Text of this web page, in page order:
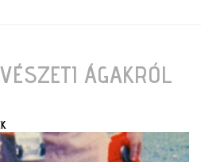
ÁGAKRÓL